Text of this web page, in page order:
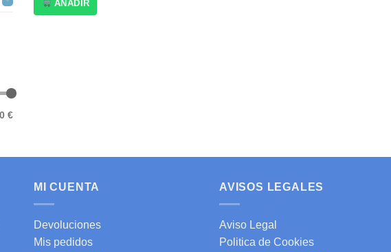
€
AÑADIR
MI CUENTA
Devoluciones
Mis pedidos
AVISOS LEGALES
Aviso Legal
Politica de Cookies